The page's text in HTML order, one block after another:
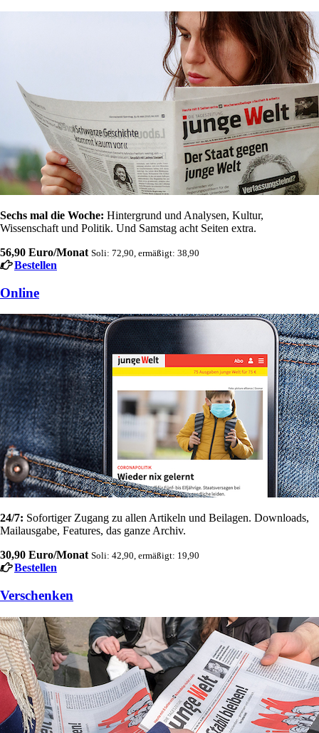
Sechs mal die Woche: Hintergrund und Analysen, Kultur,
Wissenschaft und Politik. Und Samstag acht Seiten extra.
56,90 Euro/Monat Soli: 72,90, ermäßigt: 38,90
Bestellen
Online
24/7: Sofortiger Zugang zu allen Artikeln und Beilagen. Downloads,
Mailausgabe, Features, das ganze Archiv.
30,90 Euro/Monat Soli: 42,90, ermäßigt: 19,90
Bestellen
Verschenken